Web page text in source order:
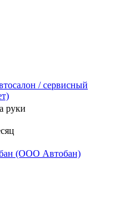
/ сервисный
руки
(ООО Автобан)